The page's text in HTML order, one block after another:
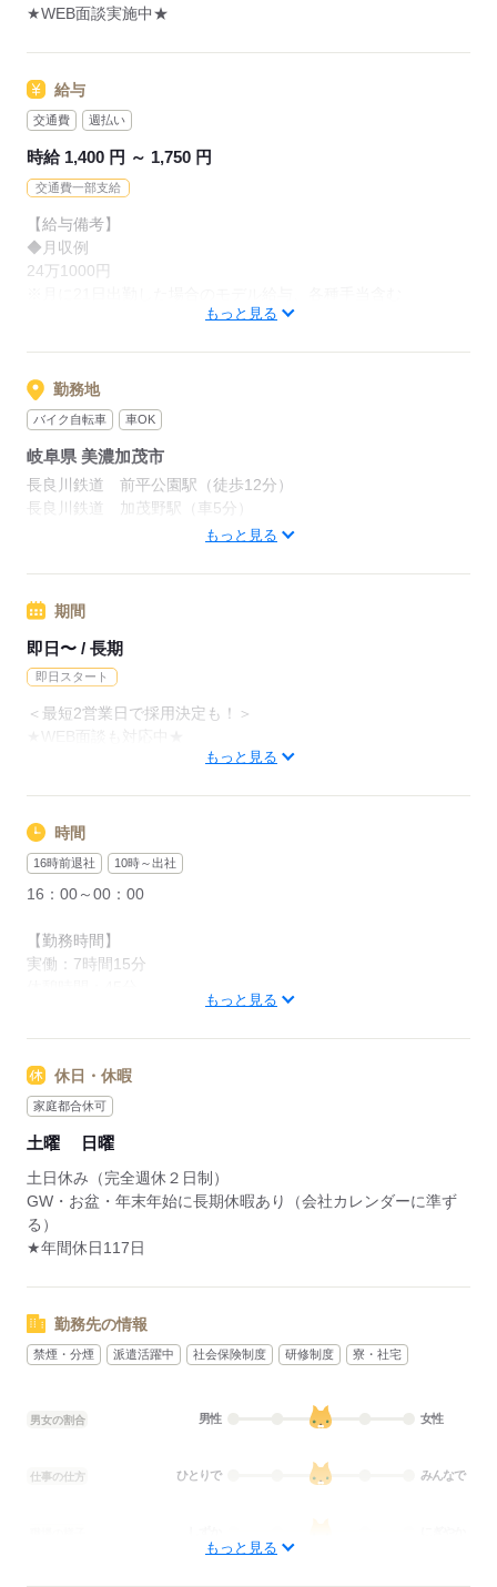
（2）キズやへこみがないかを
（3）既定のサイズかを確認
座り作業も多く、
モクモクと集中して作業したい方に
ピッタリのお仕事です♪
★WEB面談実施中★
給与
交通費 週払い
時給 1,400 円 ～ 1,750 円
交通費一部支給
【給与備考】
◆月収例
24万1000円
＜最短2営業日で採用決定も！＞
★WEB面談も対応中★
応募する
もっと見る
勤務地
バイク自転車 車OK
岐阜県 美濃加茂市
長良川鉄道 前平公園駅（徒歩12分）
長良川鉄道 加茂野駅（車5分）
高山本線 美濃太田駅（車10分）
もっと見る
期間
即日〜 / 長期
即日スタート
＜最短2営業日で採用決定も！＞
★WEB面談も対応中★
応募する
もっと見る
時間
16時前退社 10時～出社
16：00～00：00
【勤務時間】
実働：7時間15分
もっと見る
休日・休暇
家庭都合休可
土曜 日曜
土日休み（完全週休２日制）
GW・お盆・年末年始に長期休暇あり（会社カレンダーに準ず
る）
★年間休日117日
勤務先の情報
禁煙・分煙 派遣活躍中 社会保険制度 研修制度 寮・社宅
男女の割合 男性 女性
仕事の仕方 ひとりで みんなで
もっと見る